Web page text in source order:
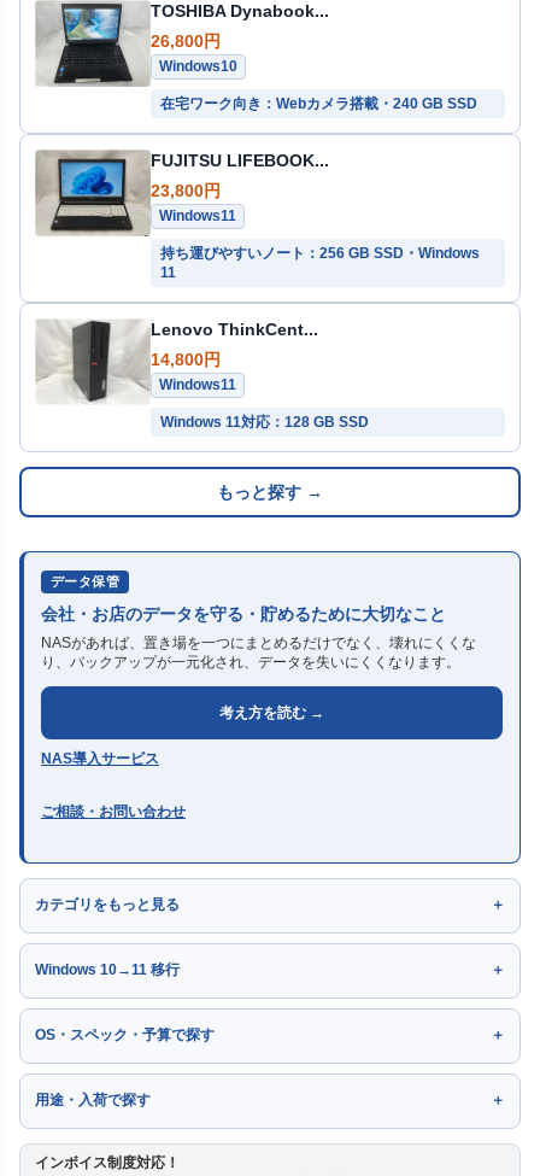
TOSHIBA Dynabook...
26,800円
Windows10
在宅ワーク向き：Webカメラ搭載・240 GB SSD
FUJITSU LIFEBOOK...
23,800円
Windows11
持ち運びやすいノート：256 GB SSD・Windows
11
Lenovo ThinkCent...
14,800円
Windows11
Windows 11対応：128 GB SSD
もっと探す →
データ保管
会社・お店のデータを守る・貯めるために大切なこと
NASがあれば、置き場を一つにまとめるだけでなく、壊れにくくな
り、バックアップが一元化され、データを失いにくくなります。
考え方を読む →
NAS導入サービス
ご相談・お問い合わせ
カテゴリをもっと見る
Windows 10→11 移行
OS・スペック・予算で探す
用途・入荷で探す
インボイス制度対応！